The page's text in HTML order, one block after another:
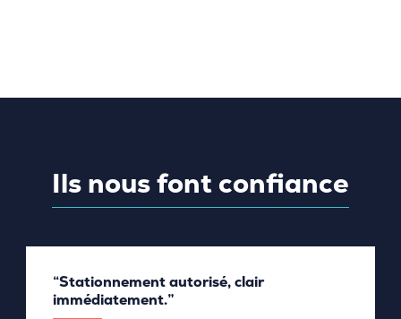
Ils nous font confiance
“Stationnement autorisé, clair
immédiatement.”